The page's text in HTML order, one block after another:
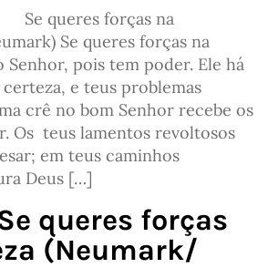
queres forças na
Se queres forças na
Senhor, pois tem poder. Ele há
e teus problemas
crê no bom Senhor recebe os
Os teus lamentos revoltosos
em teus caminhos
Deus […]
queres forças
(Neumark/